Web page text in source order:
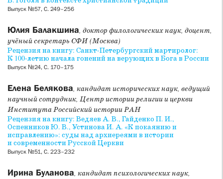
Выпуск №57, С. 249–256
Юлия Балакшина, доктор филологических наук, доцент,
учёный секретарь СФИ (Москва)
Рецензия на книгу: Санкт-Петербургский мартиролог:
К 100-летию начала гонений на верующих в Бога в России
Выпуск №24, С. 170–175
Елена Белякова, кандидат исторических наук, ведущий
научный сотрудник, Центр истории религии и церкви
Института Российский истории РАН
Рецензия на книгу: Ведяев А. В., Гайденко П. И.,
Оспенников Ю. В., Устинова И. А. «К покаянию и
исправлению»: суды над архиереями в истории
и современности Русской Церкви
Выпуск №51, С. 223–232
Ирина Буланова, кандидат психологических наук,